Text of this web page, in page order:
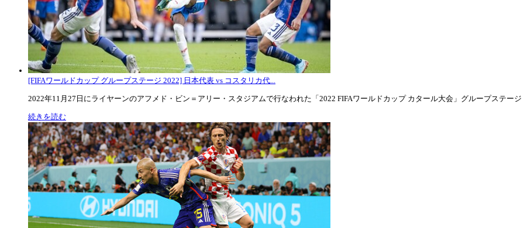
[FIFAワールドカップ グループステージ 2022] 日本代表 vs コスタリカ代...
2022年11月27日にライヤーンのアフメド・ビン＝アリー・スタジアムで行なわれた「2022 FIFAワールドカップ カタール大会」グループステージ
続きを読む